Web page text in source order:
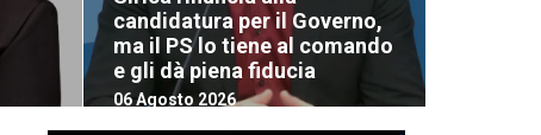
candidatura per il Governo,
ma il PS lo tiene al comando
e gli dà piena fiducia
06 Agosto 2026